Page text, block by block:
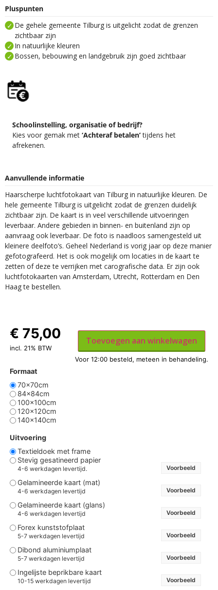
Pluspunten
De gehele gemeente Tilburg is uitgelicht zodat de grenzen
zichtbaar zijn
In natuurlijke kleuren
Bossen, bebouwing en landgebruik zijn goed zichtbaar
Schoolinstelling, organisatie of bedrijf?
Kies voor gemak met ‘Achteraf betalen’tijdens het
afrekenen.
Aanvullende informatie
Haarscherpe luchtfotokaart van Tilburg in natuurlijke kleuren. De
hele gemeente Tilburg is uitgelicht zodat de grenzen duidelijk
zichtbaar zijn. De kaart is in veel verschillende uitvoeringen
leverbaar. Andere gebieden in binnen- en buitenland zijn op
aanvraag ook leverbaar. De foto is naadloos samengesteld uit
kleinere deelfoto’s. Geheel Nederland is vorig jaar op deze manier
gefotografeerd. Het is ook mogelijk om locaties in de kaart te
zetten of deze te verrijken met carografische data. Er zijn ook
luchtfotokaarten van Amsterdam, Utrecht, Rotterdam en Den
Haag te bestellen.
Formaat
70x70cm
84x84cm
100x100cm
120x120cm
140x140cm
Uitvoering
Textieldoek met frame
Stevig gesatineerd papier
4-6 werkdagen levertijd. Voorbeeld
Gelamineerde kaart (mat)
4-6 werkdagen levertijd Voorbeeld
Gelamineerde kaart (glans)
4-6 werkdagen levertijd Voorbeeld
Forex kunststofplaat
5-7 werkdagen levertijd Voorbeeld
Dibond aluminiumplaat
5-7 werkdagen levertijd Voorbeeld
Ingelijste beprikbare kaart
10-15 werkdagen levertijd Voorbeeld
€ 75,00
incl. 21% BTW
Toevoegen aan winkelwagen